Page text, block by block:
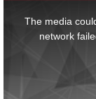
The media
network